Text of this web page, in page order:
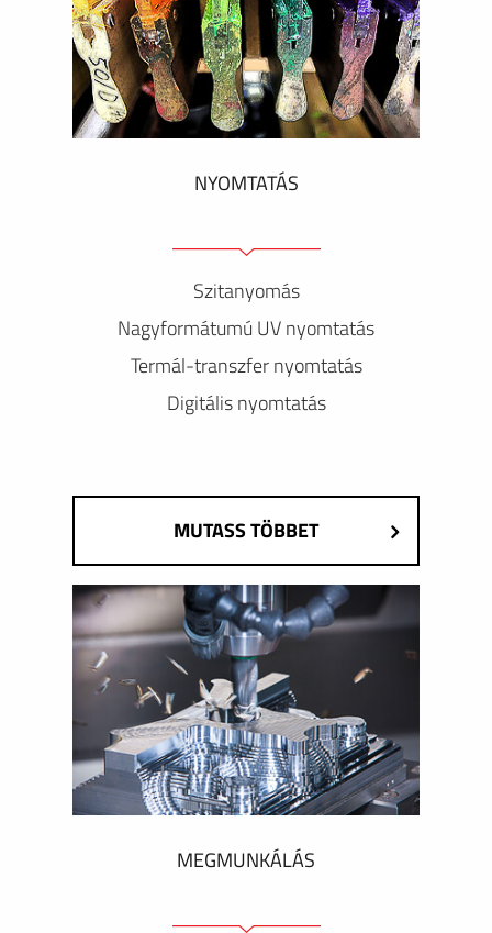
NYOMTATÁS
Szitanyomás
Nagyformátumú UV nyomtatás
Termál-transzfer nyomtatás
Digitális nyomtatás
MUTASS TÖBBET
MEGMUNKÁLÁS